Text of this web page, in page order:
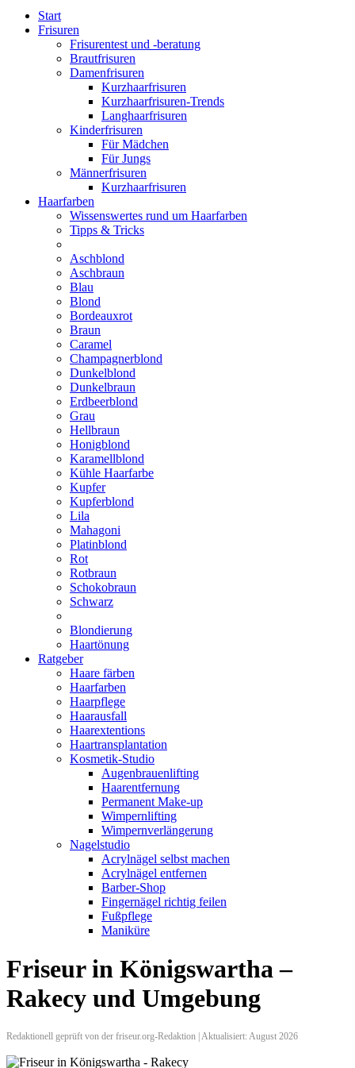
Start
Frisuren
Frisurentest und -beratung
Brautfrisuren
Damenfrisuren
Kurzhaarfrisuren
Kurzhaarfrisuren-Trends
Langhaarfrisuren
Kinderfrisuren
Für Mädchen
Für Jungs
Männerfrisuren
Kurzhaarfrisuren
Haarfarben
Wissenswertes rund um Haarfarben
Tipps & Tricks
Aschblond
Aschbraun
Blau
Blond
Bordeauxrot
Braun
Caramel
Champagnerblond
Dunkelblond
Dunkelbraun
Erdbeerblond
Grau
Hellbraun
Honigblond
Karamellblond
Kühle Haarfarbe
Kupfer
Kupferblond
Lila
Mahagoni
Platinblond
Rot
Rotbraun
Schokobraun
Schwarz
Blondierung
Haartönung
Ratgeber
Haare färben
Haarfarben
Haarpflege
Haarausfall
Haarextentions
Haartransplantation
Kosmetik-Studio
Augenbrauenlifting
Haarentfernung
Permanent Make-up
Wimpernlifting
Wimpernverlängerung
Nagelstudio
Acrylnägel selbst machen
Acrylnägel entfernen
Barber-Shop
Fingernägel richtig feilen
Fußpflege
Maniküre
Friseur in Königswartha –
Rakecy und Umgebung
Redaktionell geprüft von der friseur.org-Redaktion | Aktualisiert: August 2026